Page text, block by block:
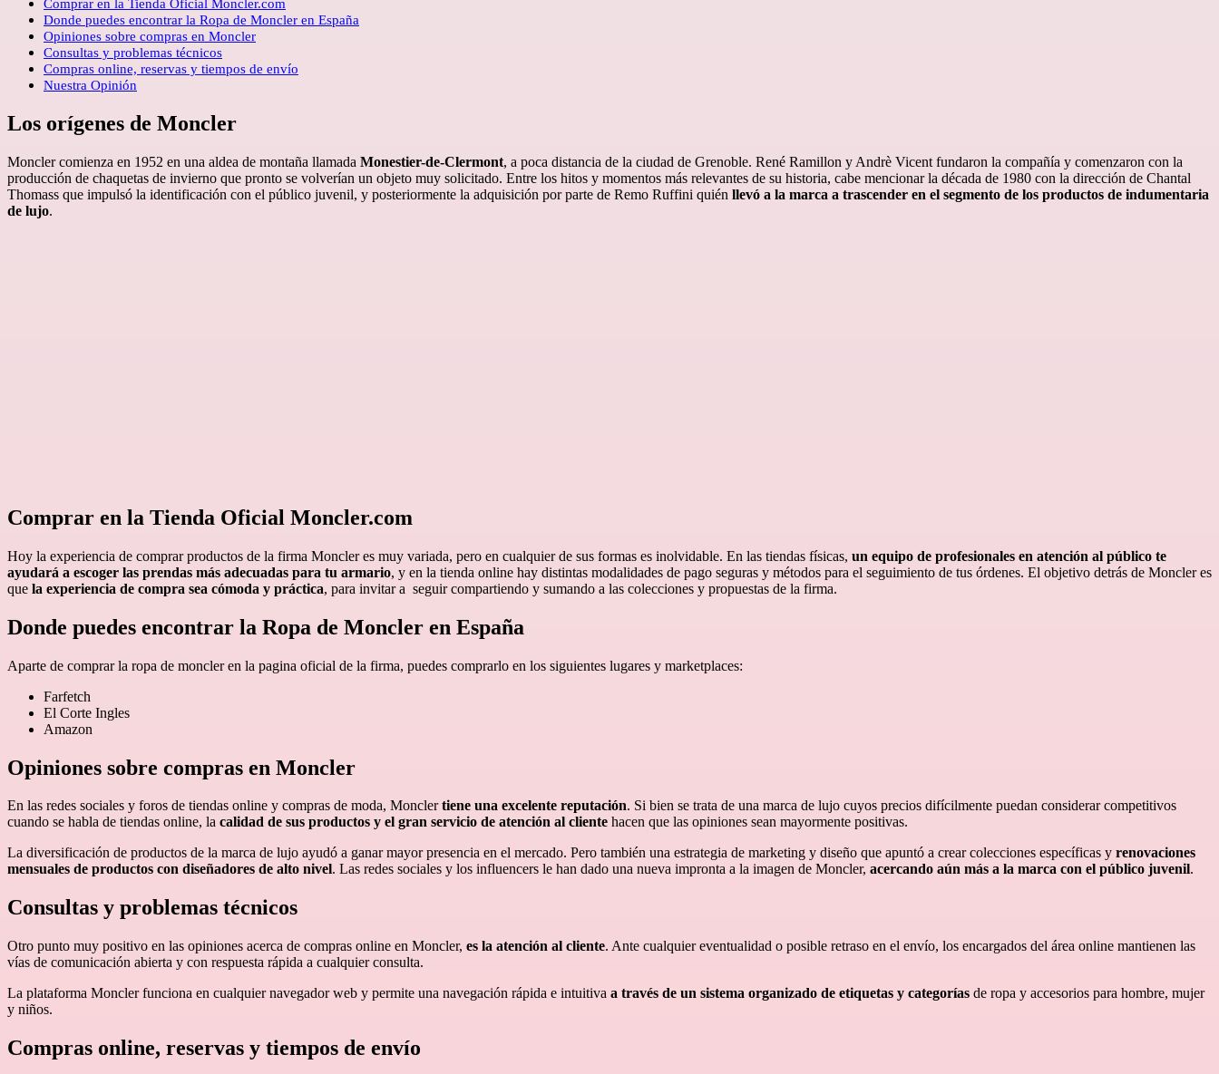
Comprar en la Tienda Oficial Moncler.com
Donde puedes encontrar la Ropa de Moncler en España
Opiniones sobre compras en Moncler
Consultas y problemas técnicos
Compras online, reservas y tiempos de envío
Nuestra Opinión
Los orígenes de Moncler
Moncler comienza en 1952 en una aldea de montaña llamada Monestier-de-Clermont, a poca distancia de la ciudad de Grenoble. René Ramillon y Andrè Vicent fundaron la compañía y comenzaron con la
producción de chaquetas de invierno que pronto se volverían un objeto muy solicitado. Entre los hitos y momentos más relevantes de su historia, cabe mencionar la década de 1980 con la dirección de Chantal
Thomass que impulsó la identificación con el público juvenil, y posteriormente la adquisición por parte de Remo Ruffini quién llevó a la marca a trascender en el segmento de los productos de indumentaria
de lujo.
Comprar en la Tienda Oficial Moncler.com
Hoy la experiencia de comprar productos de la firma Moncler es muy variada, pero en cualquier de sus formas es inolvidable. En las tiendas físicas, un equipo de profesionales en atención al público te
ayudará a escoger las prendas más adecuadas para tu armario, y en la tienda online hay distintas modalidades de pago seguras y métodos para el seguimiento de tus órdenes. El objetivo detrás de Moncler es
que la experiencia de compra sea cómoda y práctica, para invitar a seguir compartiendo y sumando a las colecciones y propuestas de la firma.
Donde puedes encontrar la Ropa de Moncler en España
Aparte de comprar la ropa de moncler en la pagina oficial de la firma, puedes comprarlo en los siguientes lugares y marketplaces:
Farfetch
El Corte Ingles
Amazon
Opiniones sobre compras en Moncler
En las redes sociales y foros de tiendas online y compras de moda, Monclertiene una excelente reputación. Si bien se trata de una marca de lujo cuyos precios difícilmente puedan considerar competitivos
cuando se habla de tiendas online, la calidad de sus productos y el gran servicio de atención al cliente hacen que las opiniones sean mayormente positivas.
La diversificación de productos de la marca de lujo ayudó a ganar mayor presencia en el mercado. Pero también una estrategia de marketing y diseño que apuntó a crear colecciones específicas y renovaciones
mensuales de productos con diseñadores de alto nivel. Las redes sociales y los influencers le han dado una nueva impronta a la imagen de Moncler, acercando aún más a la marca con el público juvenil.
Consultas y problemas técnicos
Otro punto muy positivo en las opiniones acerca de compras online en Moncler, es la atención al cliente. Ante cualquier eventualidad o posible retraso en el envío, los encargados del área online mantienen las
vías de comunicación abierta y con respuesta rápida a cualquier consulta.
La plataforma Moncler funciona en cualquier navegador web y permite una navegación rápida e intuitiva a través de un sistema organizado de etiquetas y categorías de ropa y accesorios para hombre, mujer
y niños.
Compras online, reservas y tiempos de envío